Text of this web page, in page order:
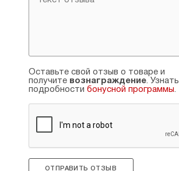
Оставьте свой отзыв о товаре и
получите вознаграждение. Узнать
подробности бонусной программы.
ОТПРАВИТЬ ОТЗЫВ